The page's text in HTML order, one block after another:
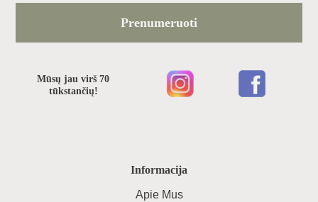
Informacija
Apie Mus
Prenumeruoti
Mūsų jau virš 70
tūkstančių!